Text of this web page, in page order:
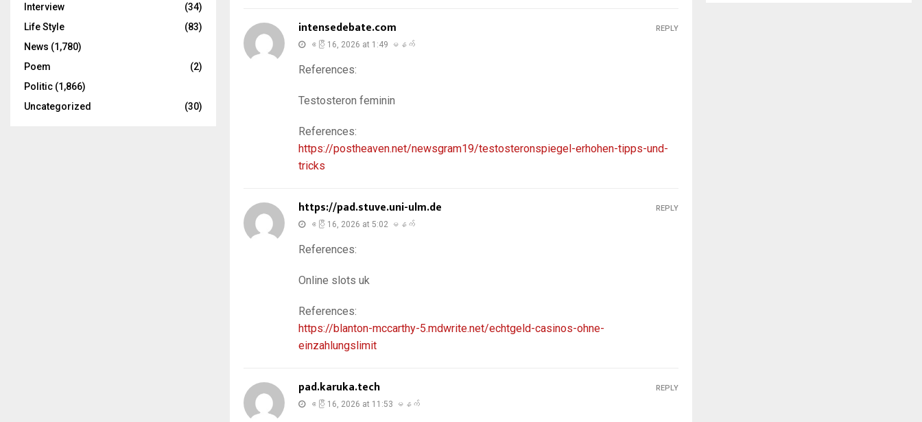
intensedebate.com
ဧပြီ 16, 2026 at 1:49 မနက်
References:
Testosteron feminin
References:
https://postheaven.net/newsgram19/testosteronspiegel-erhohen-tipps-und-
tricks
REPLY
https://pad.stuve.uni-ulm.de
ဧပြီ 16, 2026 at 5:02 မနက်
References:
Online slots uk
References:
https://blanton-mccarthy-5.mdwrite.net/echtgeld-casinos-ohne-
einzahlungslimit
REPLY
pad.karuka.tech
ဧပြီ 16, 2026 at 11:53 မနက်
REPLY
Interview
(34)
Life Style
(83)
News (1,780)
Poem
(2)
Politic (1,866)
Uncategorized
(30)